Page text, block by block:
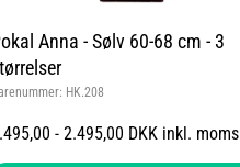
Anna - Sølv 60-68 cm - 3
HK.208
- 2.495,00 DKK inkl. moms